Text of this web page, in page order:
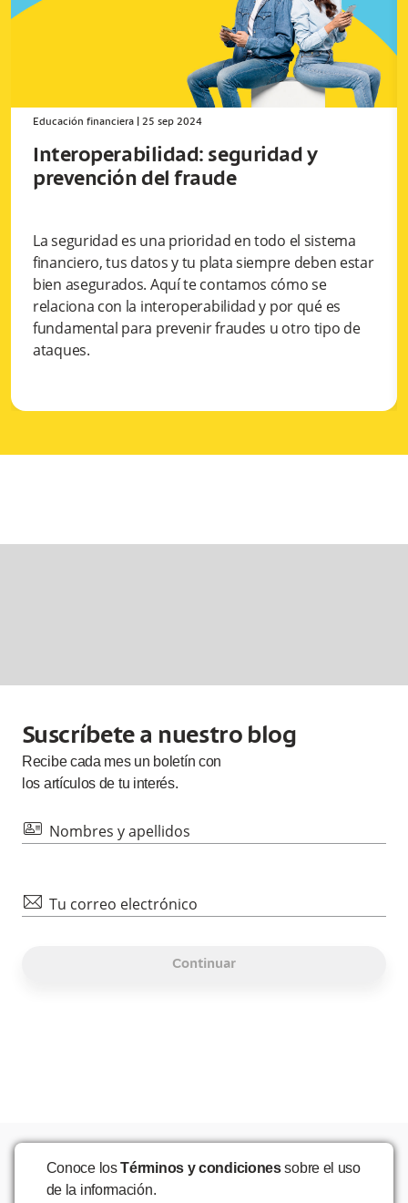
Educación financiera 25 sep 2024
Interoperabilidad: seguridad y
prevención del fraude
La seguridad es una prioridad en todo el sistema
financiero, tus datos y tu plata siempre deben estar
bien asegurados. Aquí te contamos cómo se
relaciona con la interoperabilidad y por qué es
fundamental para prevenir fraudes u otro tipo de
ataques.
Suscríbete a nuestro blog
Recibe cada mesun boletín con
los artículos de tu interés.
id Nombres y apellidos
mail Tu correo electrónico
Continuar
Conoce losTérminos y condicionessobre el uso
de la información.